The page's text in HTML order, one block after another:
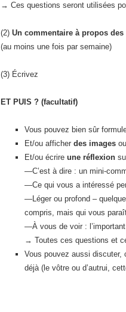
→ Ces questions seront utilisées
(2) Un commentaire à propos
(au moins une fois par semaine)
(3) Écrivez
ET PUIS ? (facultatif)
Vous pouvez bien sûr
Et/ou afficher des images ou
Et/ou écrire une réflexion
—C’est à dire : un mini-
—Ce qui vous a intéressé
—Léger ou profond –
compris, mais qui vous
—À vous de voir :
→ Toutes ces questions et
Vous pouvez aussi discuter,
déjà (le vôtre ou d’autrui,